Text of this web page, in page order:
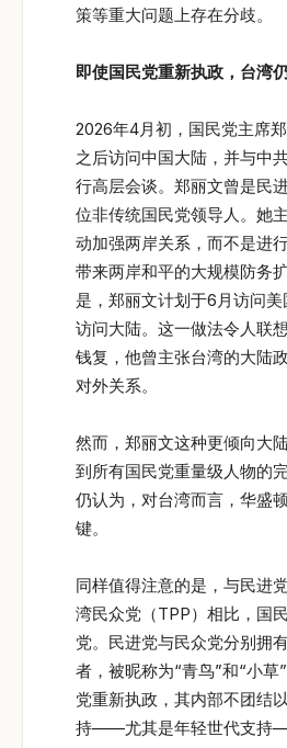
策等重大问题上存在分歧。
即使国民党重新执政，台湾
2026年4月初，国民党主席
之后访问中国大陆，并与中
行高层会谈。郑丽文曾是民
位非传统国民党领导人。她
动加强两岸关系，而不是进
带来两岸和平的大规模防务
是，郑丽文计划于6月访问
访问大陆。这一做法令人联
钱复，他曾主张台湾的大陆
对外关系。
然而，郑丽文这种更倾向大
到所有国民党重量级人物的
仍认为，对台湾而言，华盛
键。
同样值得注意的是，与民进
湾民众党（TPP）相比，国
党。民进党与民众党分别拥
者，被昵称为“青鸟”和“小草
党重新执政，其内部不团结
持——尤其是年轻世代支持